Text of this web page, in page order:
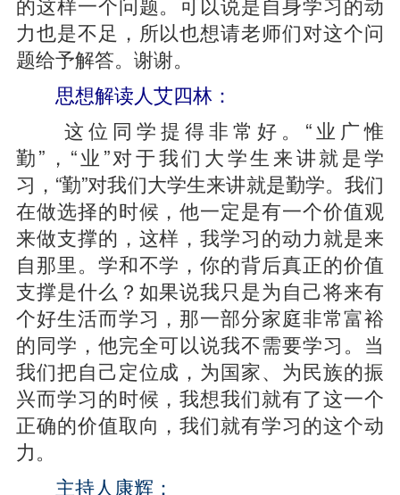
力也是不足，所以也想请老师们对这个问
题给予解答。谢谢。
思想解读人艾四林：
这位同学提得非常好。“业广惟
勤”，“业”对于我们大学生来讲就是学
习，“勤”对我们大学生来讲就是勤学。我们
在做选择的时候，他一定是有一个价值观
来做支撑的，这样，我学习的动力就是来
自那里。学和不学，你的背后真正的价值
支撑是什么？如果说我只是为自己将来有
个好生活而学习，那一部分家庭非常富裕
的同学，他完全可以说我不需要学习。当
我们把自己定位成，为国家、为民族的振
兴而学习的时候，我想我们就有了这一个
正确的价值取向，我们就有学习的这个动
力。
主持人康辉：